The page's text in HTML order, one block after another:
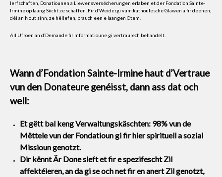
Ierfschaften, Donatiounen a Liewensversécherungen erlaben et der Fondation Sainte-
Irmine op laang Siicht ze schaffen. Fir d’Weidergi vum kathoulesche Glawen a fir deenen,
déi an Nout sinn, ze hëllefen, brauch een e laangen Otem.
All Ufroen an d’Demande fir Informatioune gi vertraulech behandelt.
Wann d’Fondation Sainte-Irmine haut d’Vertraue
vun den Donateure genéisst, dann ass dat och
well:
Et gëtt bal keng Verwaltungskäschten: 98% vun de
Mëttele vun der Fondatioun gi fir hier spirituell a sozial
Missioun genotzt.
Dir kënnt Är Done sieft et fir e spezifescht Zil
affektéieren, an da gi se och net fir en anert Zil genotzt,